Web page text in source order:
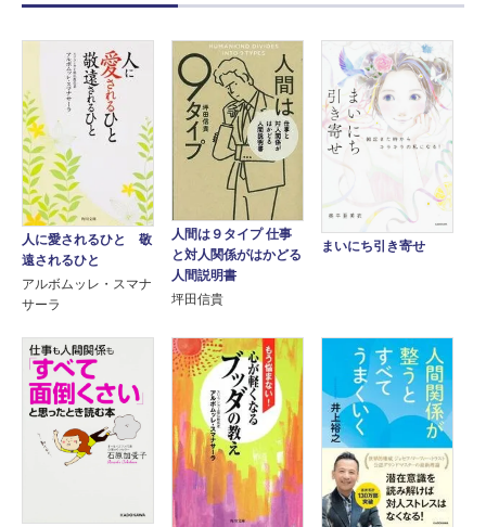
人に愛されるひと 敬
遠されるひと
アルボムッレ・スマナ
サーラ
人間は９タイプ 仕事
と対人関係がはかどる
人間説明書
坪田信貴
まいにち引き寄せ